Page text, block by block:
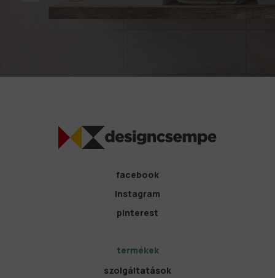
facebook
instagram
pinterest
termékek
szolgáltatások